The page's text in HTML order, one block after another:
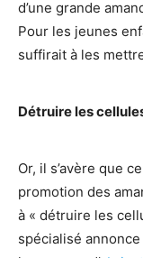
d’une grande
Pour les jeunes
suffirait à les
Détruire les
Or, il s’avère que
promotion des
à « détruire les
spécialisé